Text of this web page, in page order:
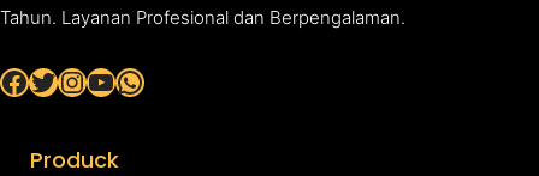
Tahun. Layanan Profesional dan Berpengalaman.
Facebook Twitter InstagramYouTube WhatsApp
Produck